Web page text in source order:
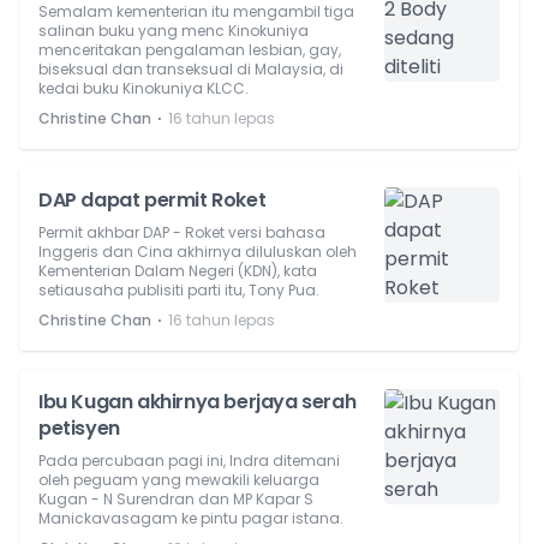
Semalam kementerian itu mengambil tiga
salinan buku yang menc Kinokuniya
menceritakan pengalaman lesbian, gay,
biseksual dan transeksual di Malaysia, di
kedai buku Kinokuniya KLCC.
Christine Chan ⋅ 16 tahun lepas
DAP dapat permit Roket
Permit akhbar DAP - Roket versi bahasa
Inggeris dan Cina akhirnya diluluskan oleh
Kementerian Dalam Negeri (KDN), kata
setiausaha publisiti parti itu, Tony Pua.
Christine Chan ⋅ 16 tahun lepas
Ibu Kugan akhirnya berjaya serah
petisyen
Pada percubaan pagi ini, Indra ditemani
oleh peguam yang mewakili keluarga
Kugan - N Surendran dan MP Kapar S
Manickavasagam ke pintu pagar istana.